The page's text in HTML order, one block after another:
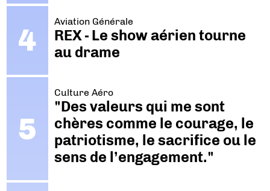
Aviation Générale
REX - Le show aérien tourne
au drame
Culture Aéro
"Des valeurs qui me sont
chères comme le courage, le
patriotisme, le sacrifice ou le
sens de l’engagement."